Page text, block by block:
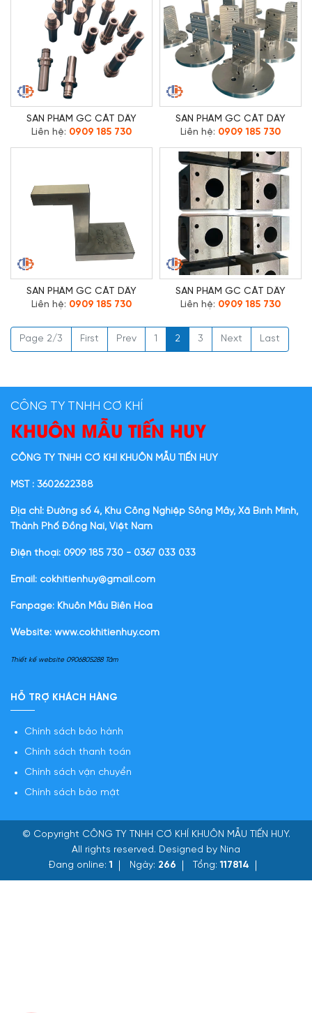
SẢN PHẨM GC CẮT DÂY
Liên hệ: 0909 185 730
SẢN PHẨM GC CẮT DÂY
Liên hệ: 0909 185 730
SẢN PHẨM GC CẮT DÂY
Liên hệ: 0909 185 730
SẢN PHẨM GC CẮT DÂY
Liên hệ: 0909 185 730
Page 2/3 First Prev 1 2 3 Next Last
CÔNG TY TNHH CƠ KHÍ
KHUÔN MẪU TIẾN HUY
CÔNG TY TNHH CƠ KHÍ KHUÔN MẪU TIẾN HUY
MST : 3602622388
Địa chỉ: Đường số 4, Khu Công Nghiệp Sông Mây, Xã Bình Minh,
Thành Phố Đồng Nai, Việt Nam
Điện thoại: 0909 185 730 - 0367 033 033
Email: cokhitienhuy@gmail.com
Fanpage: Khuôn Mẫu Biên Hòa
Website: www.cokhitienhuy.com
Thiết kế website 0906805288 Tâm
HỖ TRỢ KHÁCH HÀNG
Chính sách bảo hành
Chính sách thanh toán
Chính sách vận chuyển
Chính sách bảo mật
© Copyright CÔNG TY TNHH CƠ KHÍ KHUÔN MẪU TIẾN HUY.
All rights reserved. Designed by Nina
Đang online:1 Ngày: 266 Tổng:117814